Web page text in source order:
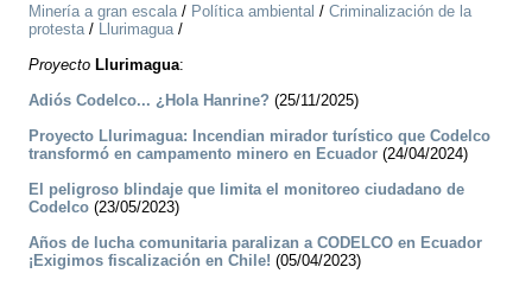
Minería a gran escala/ Política ambiental / Criminalización de la
protesta/ Llurimagua/
Proyecto Llurimagua:
­Adiós Codelco... ¿Hola Hanrine? (25/11/2025)
Proyecto Llurimagua: Incendian mirador turístico que Codelco
transformó en campamento minero en Ecuador (24/04/2024)
El peligroso blindaje que limita el monitoreo ciudadano de
Codelco (23/05/2023)
Años de lucha comunitaria paralizan a CODELCO en Ecuador
¡Exigimos fiscalización en Chile! (05/04/2023)